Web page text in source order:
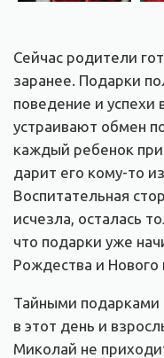
Сейчас родители
заранее. Подарки
поведение и успехи
устраивают обмен
каждый ребенок
дарит его кому-то
Воспитательная
исчезла, осталась
что подарки уже
Рождества и Нового
Тайными
в этот день и
Миколай не